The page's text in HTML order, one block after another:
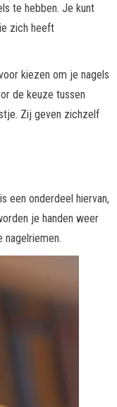
te hebben. Je kunt
zich heeft
kiezen om je nagels
de keuze tussen
Zij geven zichzelf
een onderdeel hiervan,
je handen weer
nagelriemen.